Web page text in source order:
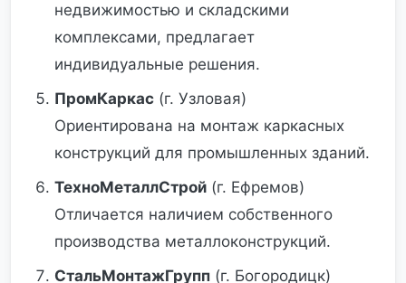
недвижимостью и складскими
комплексами, предлагает
индивидуальные решения.
ПромКаркас (г. Узловая)
Ориентирована на монтаж каркасных
конструкций для промышленных зданий.
ТехноМеталлСтрой (г. Ефремов)
Отличается наличием собственного
производства металлоконструкций.
СтальМонтажГрупп (г. Богородицк)